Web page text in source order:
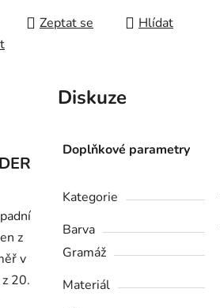
Zeptat se
Hlídat
Diskuze
z
v
20.
Doplňkové parametry
Kategorie
Barva
Gramáž
Materiál